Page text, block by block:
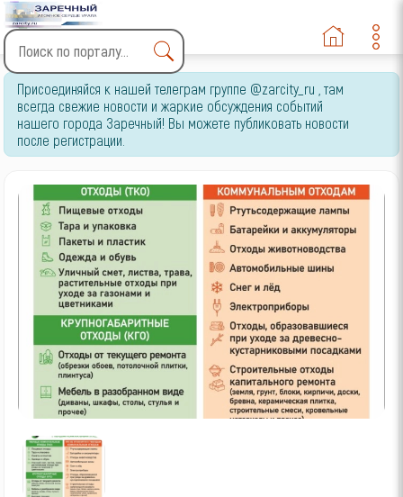
Type 2 or more characters
for results.
Присоединяйся к нашей телеграм группе @zarcity_ru , там
всегда свежие новости и жаркие обсуждения событий
нашего города Заречный! Вы можете публиковать новости
после регистрации.